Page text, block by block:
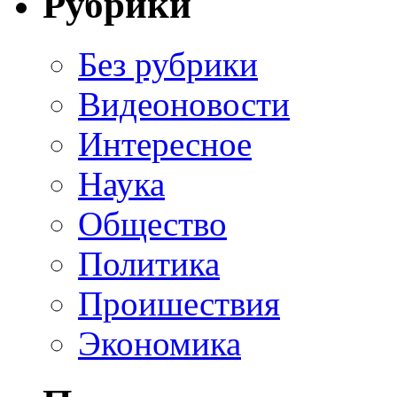
Без рубрики
Видеоновости
Интересное
Наука
Общество
Политика
Проишествия
Экономика